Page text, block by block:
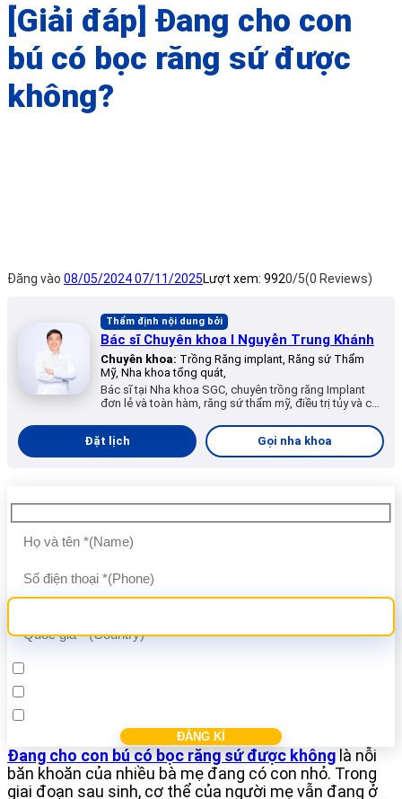
[Giải đáp] Đang cho con
bú có bọc răng sứ được
không?
Đăng vào 08/05/202407/11/2025Lượt xem: 9920/5(0 Reviews)
Thẩm định nội dung bởi
Bác sĩ Chuyên khoa I Nguyễn Trung Khánh
Chuyên khoa: Trồng Răng implant, Răng sứ Thẩm
Mỹ, Nha khoa tổng quát,
Bác sĩ tại Nha khoa SGC, chuyên trồng răng Implant
đơn lẻ và toàn hàm, răng sứ thẩm mỹ, điều trị tủy và các
Đặt lịch
Gọi nha khoa
Đang cho con bú có bọc răng sứ được không là nỗi
băn khoăn của nhiều bà mẹ đang có con nhỏ. Trong
giai đoạn sau sinh, cơ thể của người mẹ vẫn đang ở